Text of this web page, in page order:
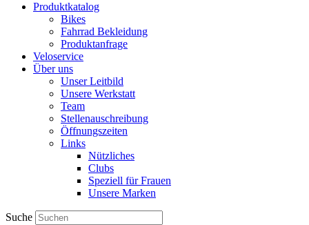
Produktkatalog
Bikes
Fahrrad Bekleidung
Produktanfrage
Veloservice
Über uns
Unser Leitbild
Unsere Werkstatt
Team
Stellenauschreibung
Öffnungszeiten
Links
Nützliches
Clubs
Speziell für Frauen​
Unsere Marken
Suche